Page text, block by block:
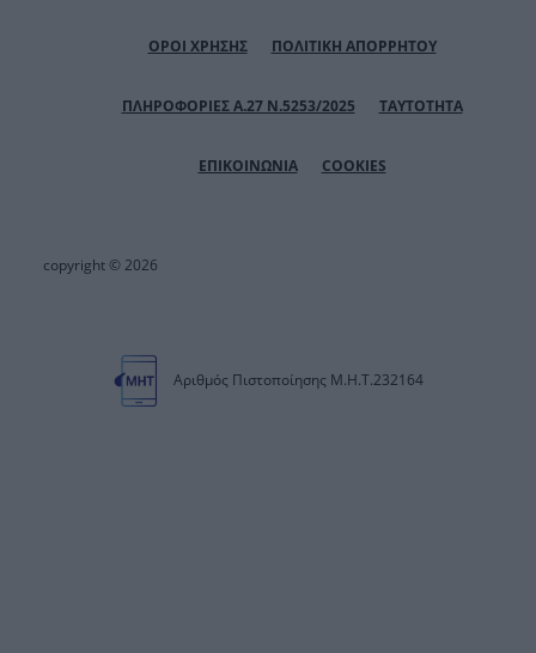
ΟΡΟΙ ΧΡΗΣΗΣ ΠΟΛΙΤΙΚΗ ΑΠΟΡΡΗΤΟΥ
ΠΛΗΡΟΦΟΡΙΕΣ Α.27 Ν.5253/2025 ΤΑΥΤΟΤΗΤΑ
ΕΠΙΚΟΙΝΩΝΙΑ COOKIES
copyright © 2026
Αριθμός Πιστοποίησης Μ.Η.Τ.232164